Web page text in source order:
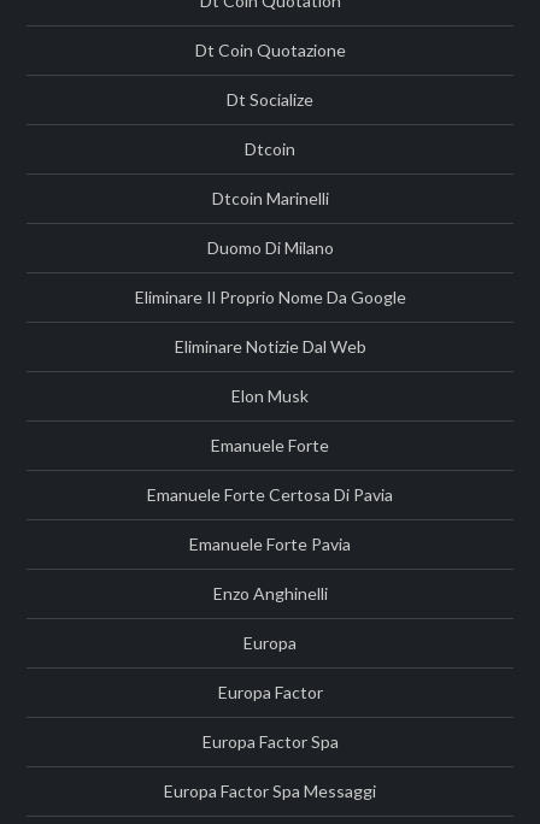
Dt Coin Quotazione
Dt Socialize
Dtcoin
Dtcoin Marinelli
Duomo Di Milano
Eliminare Il Proprio Nome Da Google
Eliminare Notizie Dal Web
Elon Musk
Emanuele Forte
Emanuele Forte Certosa Di Pavia
Emanuele Forte Pavia
Enzo Anghinelli
Europa
Europa Factor
Europa Factor Spa
Europa Factor Spa Messaggi